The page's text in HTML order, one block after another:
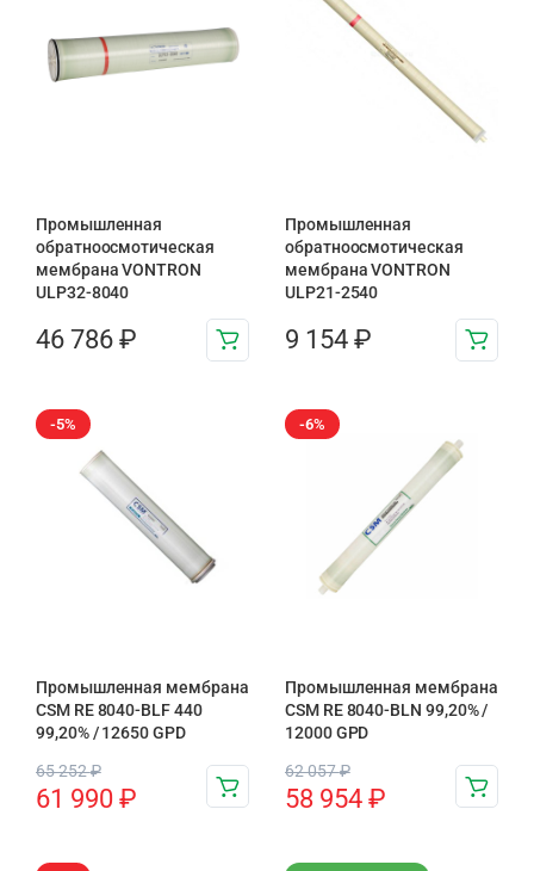
Промышленная
обратноосмотическая
мембрана VONTRON
ULP32-8040
46 786 ₽
Промышленная
обратноосмотическая
мембрана VONTRON
ULP21-2540
9 154 ₽
-5%
Промышленная мембрана
CSM RE 8040-BLF 440
99,20% / 12650 GPD
65 252₽
61 990 ₽
-6%
Промышленная мембрана
CSM RE 8040-BLN 99,20% /
12000 GPD
62 057₽
58 954 ₽